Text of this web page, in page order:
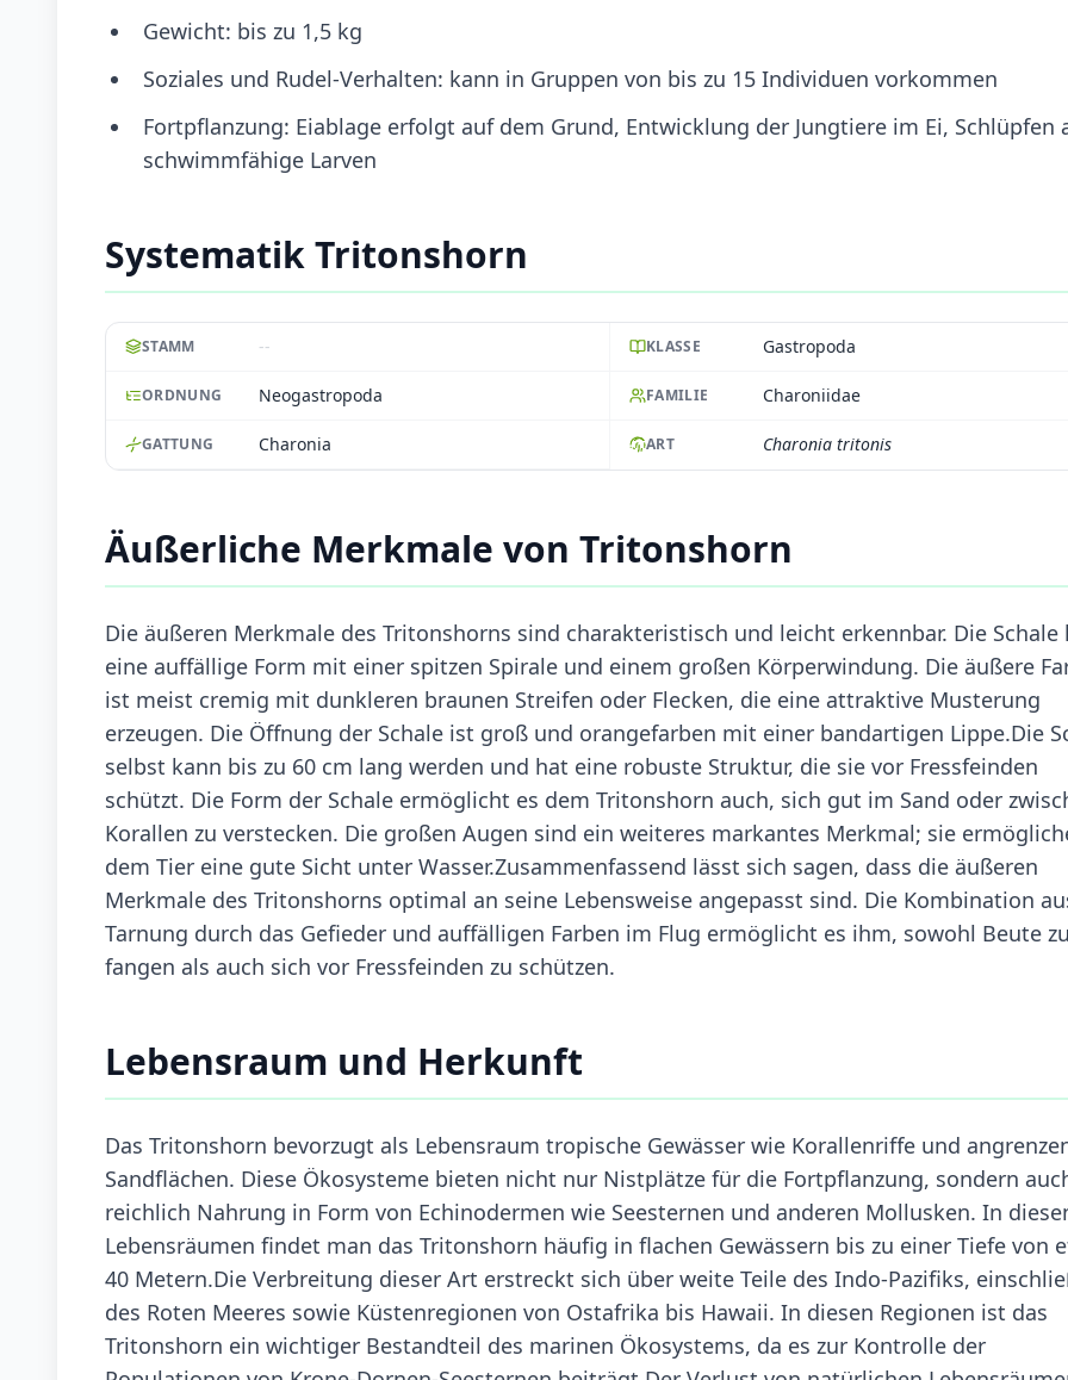
Gewicht: bis zu 1,5 kg
Soziales und Rudel-Verhalten: kann in Gruppen von bis zu 15 Individuen vorkommen
Fortpflanzung: Eiablage erfolgt auf dem Grund, Entwicklung der Jungtiere im Ei, Schlüpfen
schwimmfähige Larven
Systematik Tritonshorn
STAMM -- KLASSE Gastropoda
ORDNUNG Neogastropoda FAMILIE Charoniidae
GATTUNG Charonia ART Charonia tritonis
Äußerliche Merkmale von Tritonshorn
Die äußeren Merkmale des Tritonshorns sind charakteristisch und leicht erkennbar. Die Schale
eine auffällige Form mit einer spitzen Spirale und einem großen Körperwindung. Die äußere
ist meist cremig mit dunkleren braunen Streifen oder Flecken, die eine attraktive Musterung
erzeugen. Die Öffnung der Schale ist groß und orangefarben mit einer bandartigen Lippe.Die
selbst kann bis zu 60 cm lang werden und hat eine robuste Struktur, die sie vor Fressfeinden
schützt. Die Form der Schale ermöglicht es dem Tritonshorn auch, sich gut im Sand oder
Korallen zu verstecken. Die großen Augen sind ein weiteres markantes Merkmal; sie
dem Tier eine gute Sicht unter Wasser.Zusammenfassend lässt sich sagen, dass die äußeren
Merkmale des Tritonshorns optimal an seine Lebensweise angepasst sind. Die Kombination
Tarnung durch das Gefieder und auffälligen Farben im Flug ermöglicht es ihm, sowohl Beute
fangen als auch sich vor Fressfeinden zu schützen.
Lebensraum und Herkunft
Das Tritonshorn bevorzugt als Lebensraum tropische Gewässer wie Korallenriffe und
Sandflächen. Diese Ökosysteme bieten nicht nur Nistplätze für die Fortpflanzung, sondern
reichlich Nahrung in Form von Echinodermen wie Seesternen und anderen Mollusken. In
Lebensräumen findet man das Tritonshorn häufig in flachen Gewässern bis zu einer Tiefe von
40 Metern.Die Verbreitung dieser Art erstreckt sich über weite Teile des Indo-Pazifiks,
des Roten Meeres sowie Küstenregionen von Ostafrika bis Hawaii. In diesen Regionen ist das
Tritonshorn ein wichtiger Bestandteil des marinen Ökosystems, da es zur Kontrolle der